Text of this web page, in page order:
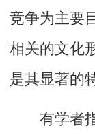
竞争为主要
相关的文化
是其显著的
有学者指